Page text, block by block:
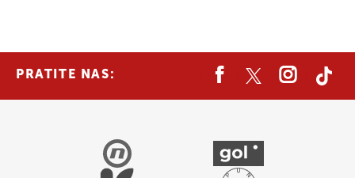
PRATITE NAS: